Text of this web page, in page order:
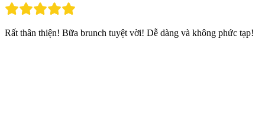
Rất thân thiện! Bữa brunch tuyệt vời! Dễ dàng và không phức tạp!